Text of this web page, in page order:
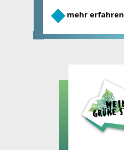
mehr erfahren